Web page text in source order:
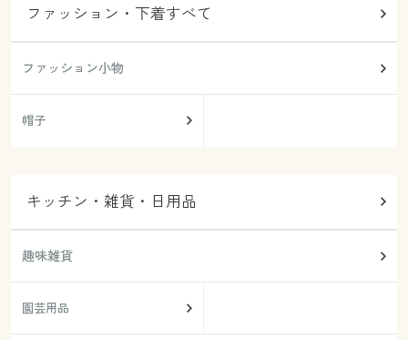
ファッション・下着すべて
ファッション小物
帽子
キッチン・雑貨・日用品
趣味雑貨
園芸用品